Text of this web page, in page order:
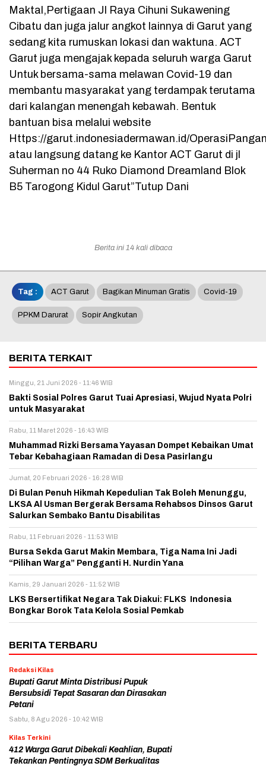
Maktal,Pertigaan Jl Raya Cihuni Sukawening
Cibatu dan juga jalur angkot lainnya di Garut yang
sedang kita rumuskan lokasi dan waktuna. ACT
Garut juga mengajak kepada seluruh warga Garut
Untuk bersama-sama melawan Covid-19 dan
membantu masyarakat yang terdampak terutama
dari kalangan menengah kebawah. Bentuk
bantuan bisa melalui website
Https://garut.indonesiadermawan.id/
atau langsung datang ke Kantor ACT Garut di jl
Suherman no 44 Ruko Diamond Dreamland Blok
B5 Tarogong Kidul Garut”Tutup Dani
Berita ini 14 kali dibaca
Tag : ACT Garut Bagikan Minuman Gratis Covid-19
PPKM Darurat Sopir Angkutan
BERITA TERKAIT
Minggu, 21 Juni 2026 - 11:46 WIB
Bakti Sosial Polres Garut Tuai Apresiasi, Wujud Nyata Polri
untuk Masyarakat
Rabu, 11 Maret 2026 - 16:43 WIB
Muhammad Rizki Bersama Yayasan Dompet Kebaikan Umat
Tebar Kebahagiaan Ramadan di Desa Pasirlangu
Jumat, 20 Februari 2026 - 16:28 WIB
Di Bulan Penuh Hikmah Kepedulian Tak Boleh Menunggu,
LKSA Al Usman Bergerak Bersama Rehabsos Dinsos Garut
Salurkan Sembako Bantu Disabilitas
Rabu, 11 Februari 2026 - 11:53 WIB
Bursa Sekda Garut Makin Membara, Tiga Nama Ini Jadi
“Pilihan Warga” Pengganti H. Nurdin Yana
Kamis, 29 Januari 2026 - 11:52 WIB
LKS Bersertifikat Negara Tak Diakui: FLKS Indonesia
Bongkar Borok Tata Kelola Sosial Pemkab
BERITA TERBARU
Redaksi Kilas
Bupati Garut Minta Distribusi Pupuk
Bersubsidi Tepat Sasaran dan Dirasakan
Petani
Sabtu, 8 Agu 2026 - 10:42 WIB
Kilas Terkini
412 Warga Garut Dibekali Keahlian, Bupati
Tekankan Pentingnya SDM Berkualitas